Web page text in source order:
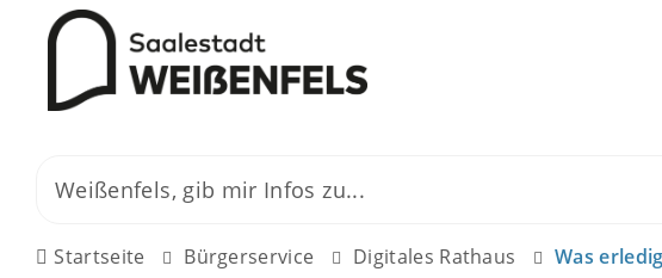
Startseite Bürgerservice Digitales Rathaus Was